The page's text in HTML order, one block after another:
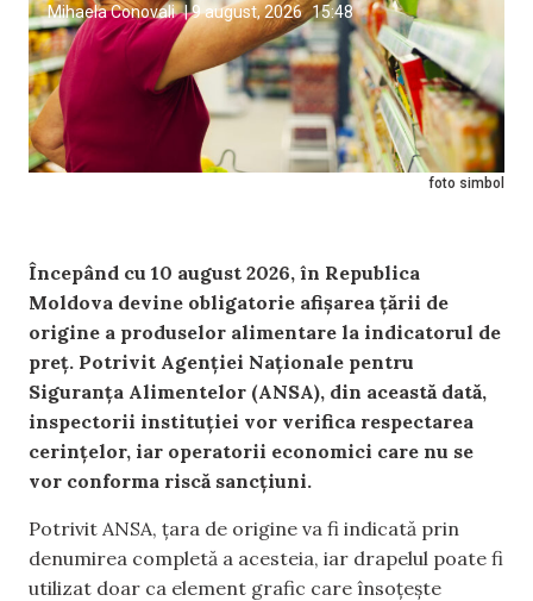
foto simbol
Mihaela Conovali |9 august, 2026 15:48
Începând cu 10 august 2026, în Republica
Moldova devine obligatorie afișarea țării de
origine a produselor alimentare la indicatorul de
preț. Potrivit Agenției Naționale pentru
Siguranța Alimentelor (ANSA), din această dată,
inspectorii instituției vor verifica respectarea
cerințelor, iar operatorii economici care nu se
vor conforma riscă sancțiuni.
Potrivit ANSA, țara de origine va fi indicată prin
denumirea completă a acesteia, iar drapelul poate fi
utilizat doar ca element grafic care însoțește